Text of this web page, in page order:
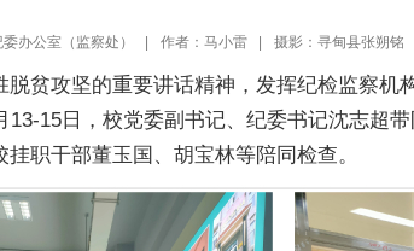
办公室（监察处） | 作者：马小雷 | 摄影：寻甸县张朔铭 |
贫攻坚的重要讲话精神，发挥纪检监察
15日，校党委副书记、纪委书记沈志超
职干部董玉国、胡宝林等陪同检查。